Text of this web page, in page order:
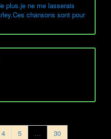
plus.je ne me lasserais
chansons sont pour
4 5 … 30